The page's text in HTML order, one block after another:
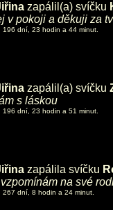
zapálil(a) svíčku
v pokoji a děkuji za
196 dní, 23 hodin a 44 minut.
zapálil(a) svíčku
s láskou
196 dní, 23 hodin a 51 minut.
zapálila svíčku
na své
267 dní, 8 hodin a 24 minut.